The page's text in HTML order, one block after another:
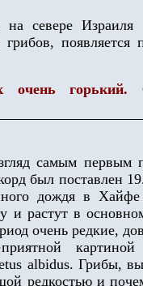
севере Израиля
появляется
очень горький.
самым первым
был поставлен
дождя в
и растут в
очень редкие,
albidus. Грибы,
редкостью и